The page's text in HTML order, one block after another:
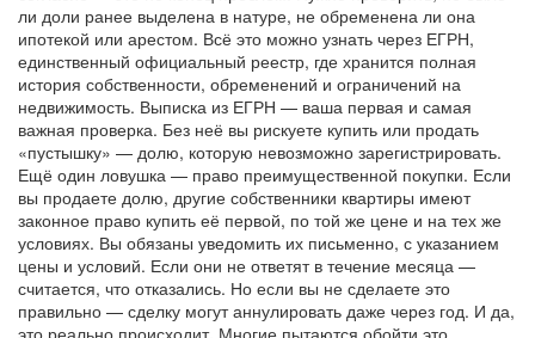
ли доли ранее выделена в натуре, не обременена ли она
ипотекой или арестом. Всё это можно узнать через ЕГРН,
единственный официальный реестр, где хранится полная
история собственности, обременений и ограничений на
недвижимость. Выписка из ЕГРН — ваша первая и самая
важная проверка. Без неё вы рискуете купить или продать
«пустышку» — долю, которую невозможно зарегистрировать.
Ещё один ловушка — право преимущественной покупки. Если
вы продаете долю, другие собственники квартиры имеют
законное право купить её первой, по той же цене и на тех же
условиях. Вы обязаны уведомить их письменно, с указанием
цены и условий. Если они не ответят в течение месяца —
считается, что отказались. Но если вы не сделаете это
правильно — сделку могут аннулировать даже через год. И да,
это реально происходит. Многие пытаются обойти это